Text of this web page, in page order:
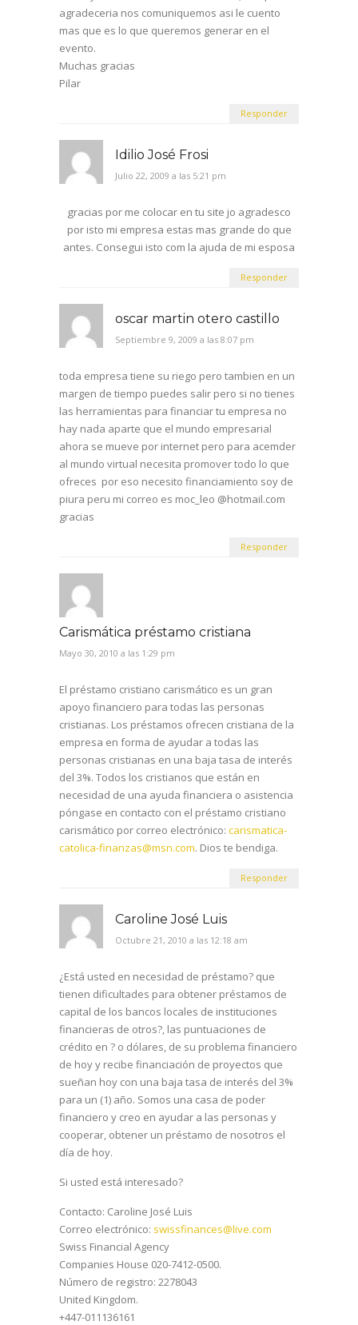
agradeceria nos comuniquemos asi le cuento
mas que es lo que queremos generar en el
evento.
Muchas gracias
Pilar
Responder
Idilio José Frosi
Julio 22, 2009 a las 5:21 pm
gracias por me colocar en tu site jo agradesco
por isto mi empresa estas mas grande do que
antes. Consegui isto com la ajuda de mi esposa
Responder
oscar martin otero castillo
Septiembre 9, 2009 a las 8:07 pm
toda empresa tiene su riego pero tambien en un
margen de tiempo puedes salir pero si no tienes
las herramientas para financiar tu empresa no
hay nada aparte que el mundo empresarial
ahora se mueve por internet pero para acemder
al mundo virtual necesita promover todo lo que
ofreces por eso necesito financiamiento soy de
piura peru mi correo es moc_leo @hotmail.com
gracias
Responder
Carismática préstamo cristiana
Mayo 30, 2010 a las 1:29 pm
El préstamo cristiano carismático es un gran
apoyo financiero para todas las personas
cristianas. Los préstamos ofrecen cristiana de la
empresa en forma de ayudar a todas las
personas cristianas en una baja tasa de interés
del 3%. Todos los cristianos que están en
necesidad de una ayuda financiera o asistencia
póngase en contacto con el préstamo cristiano
carismático por correo electrónico: carismatica-
catolica-finanzas@msn.com. Dios te bendiga.
Responder
Caroline José Luis
Octubre 21, 2010 a las 12:18 am
¿Está usted en necesidad de préstamo? que
tienen dificultades para obtener préstamos de
capital de los bancos locales de instituciones
financieras de otros?, las puntuaciones de
crédito en ? o dólares, de su problema financiero
de hoy y recibe financiación de proyectos que
sueñan hoy con una baja tasa de interés del 3%
para un (1) año. Somos una casa de poder
financiero y creo en ayudar a las personas y
cooperar, obtener un préstamo de nosotros el
día de hoy.
Si usted está interesado?
Contacto: Caroline José Luis
Correo electrónico: swissfinances@live.com
Swiss Financial Agency
Companies House 020-7412-0500.
Número de registro: 2278043
United Kingdom.
+447-011136161